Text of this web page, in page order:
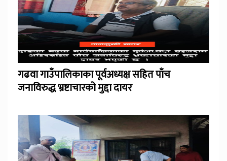
गढवा गाउँपालिकाका पूर्वअध्यक्ष सहित पाँच
जनाविरुद्ध भ्रष्टाचारको मुद्दा दायर